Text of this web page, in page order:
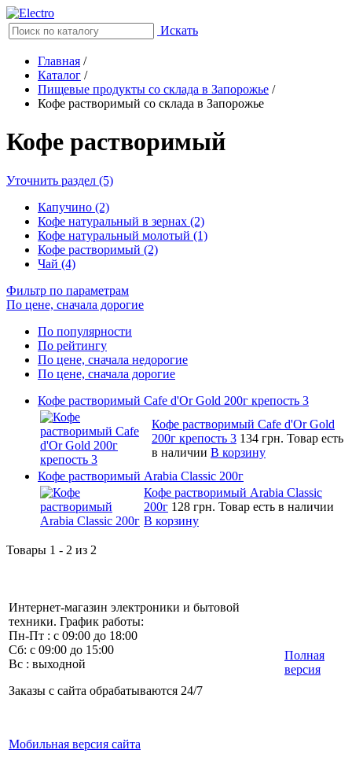
Искать
Главная /
Каталог /
Пищевые продукты со склада в Запорожье /
Кофе растворимый со склада в Запорожье
Кофе растворимый
Уточнить раздел (5)
Капучино (2)
Кофе натуральный в зернах (2)
Кофе натуральный молотый (1)
Кофе растворимый (2)
Чай (4)
Фильтр по параметрам
По цене, сначала дорогие
По популярности
По рейтингу
По цене, сначала недорогие
По цене, сначала дорогие
Кофе растворимый Cafe d'Or Gold 200г крепость 3
Кофе растворимый Cafe d'Or Gold
200г крепость 3 134 грн. Товар есть
в наличии В корзину
Кофе растворимый Arabia Classic 200г
Кофе растворимый Arabia Classic
200г 128 грн. Товар есть в наличии
В корзину
Товары 1 - 2 из 2
Интернет-магазин электроники и бытовой
техники. График работы:
Пн-Пт : с 09:00 до 18:00
Сб: с 09:00 до 15:00
Вс : выходной
Заказы с сайта обрабатываются 24/7
Мобильная версия сайта
Полная
версия